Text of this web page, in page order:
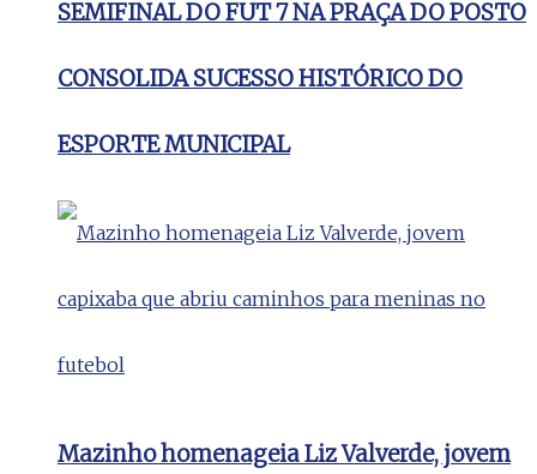
SEMIFINAL DO FUT 7 NA PRAÇA DO POSTO
CONSOLIDA SUCESSO HISTÓRICO DO
ESPORTE MUNICIPAL
Mazinho homenageia Liz Valverde, jovem